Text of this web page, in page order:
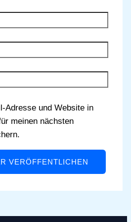
Adresse und Website in
meinen nächsten